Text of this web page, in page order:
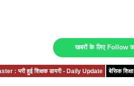
खबरों के लिए Follow
: भरी हुई शिक्षक डायरी - Daily Update बेसिक